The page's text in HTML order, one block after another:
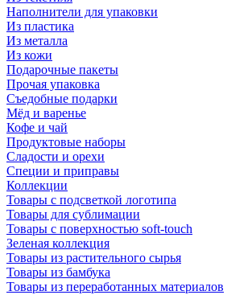
Наполнители для упаковки
Из пластика
Из металла
Из кожи
Подарочные пакеты
Прочая упаковка
Съедобные подарки
Мёд и варенье
Кофе и чай
Продуктовые наборы
Сладости и орехи
Специи и приправы
Коллекции
Товары с подсветкой логотипа
Товары для сублимации
Товары с поверхностью soft-touch
Зеленая коллекция
Товары из растительного сырья
Товары из бамбука
Товары из переработанных материалов